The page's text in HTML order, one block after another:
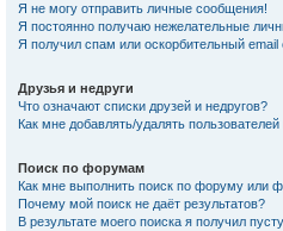
Я не могу отправить личные сообщения!
Я постоянно получаю нежелательные
Я получил спам или оскорбительный email
Друзья и недруги
Что означают списки друзей и недругов?
Как мне добавлять/удалять
Поиск по форумам
Как мне выполнить поиск по форуму или
Почему мой поиск не даёт результатов?
В результате моего поиска я получил